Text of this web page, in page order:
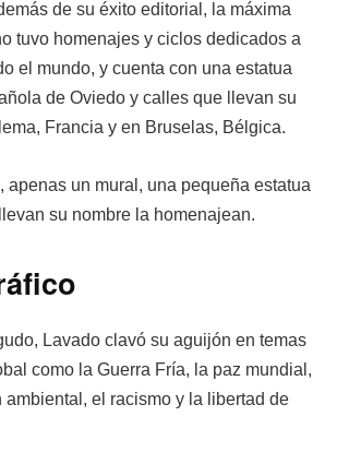
de su éxito editorial, la máxima
tuvo homenajes y ciclos dedicados a
el mundo, y cuenta con una estatua
de Oviedo y calles que llevan su
Francia y en Bruselas, Bélgica.
apenas un mural, una pequeña estatua
su nombre la homenajean.
Lavado clavó su aguijón en temas
como la Guerra Fría, la paz mundial,
ambiental, el racismo y la libertad de